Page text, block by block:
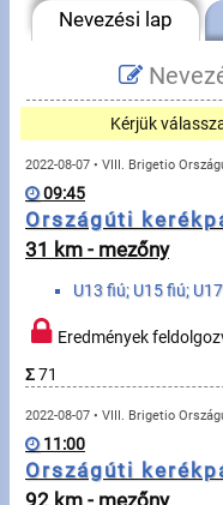
Számlák
Adatvédelem
Üzenetek
Sportolók
Sportoló keresés
Sportágak
Futás
Nevezési lap
Kérjük
2022-08-07 • VIII. Brigetio
09:45
Országúti
31 km - mezőny
Eredmények
Σ71
2022-08-07 • VIII. Brigetio
11:00
Országúti
92 km - mezőny